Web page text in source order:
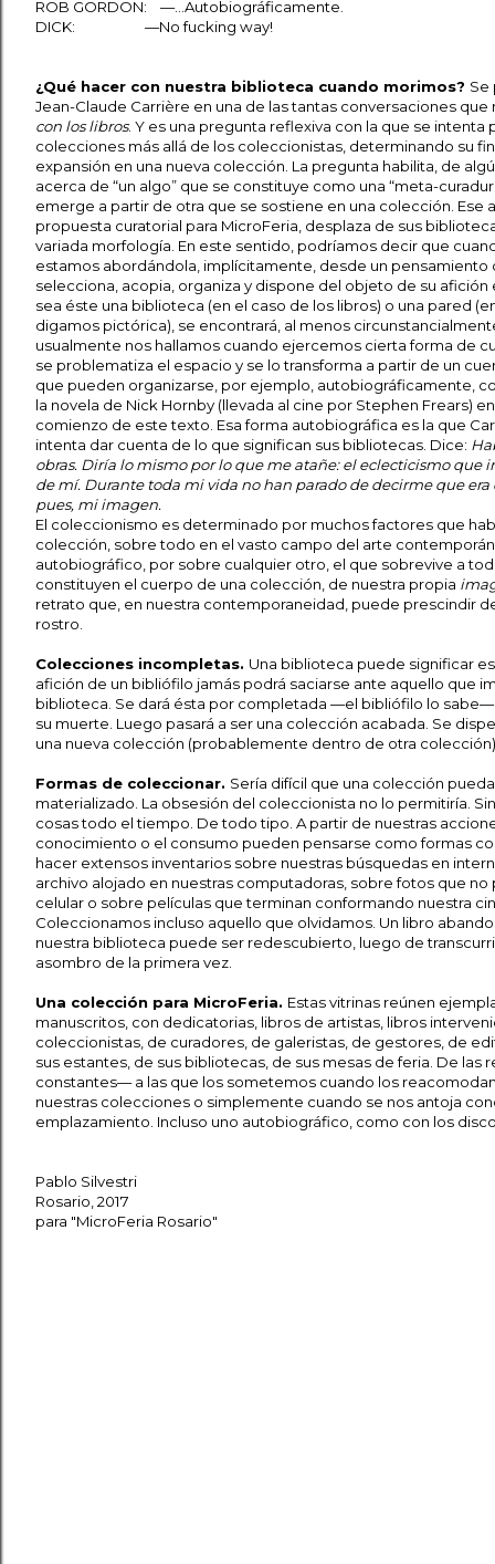
ROB GORDON: —…Autobiográficamente.
DICK: —No fucking way!
¿Qué hacer con nuestra biblioteca cuando morimos? Se
Jean-Claude Carrière en una de las tantas conversaciones
con los libros. Y es una pregunta reflexiva con la que se intenta
colecciones más allá de los coleccionistas, determinando su
expansión en una nueva colección. La pregunta habilita, de
acerca de “un algo” que se constituye como una “meta-
emerge a partir de otra que se sostiene en una colección. Ese
propuesta curatorial para MicroFeria, desplaza de sus
variada morfología. En este sentido, podríamos decir que
estamos abordándola, implícitamente, desde un pensamiento
selecciona, acopia, organiza y dispone del objeto de su
sea éste una biblioteca (en el caso de los libros) o una pared
digamos pictórica), se encontrará, al menos
usualmente nos hallamos cuando ejercemos cierta forma de
se problematiza el espacio y se lo transforma a partir de un
que pueden organizarse, por ejemplo, autobiográficamente,
la novela de Nick Hornby (llevada al cine por Stephen Frears)
comienzo de este texto. Esa forma autobiográfica es la que
intenta dar cuenta de lo que significan sus bibliotecas. Dice:
obras. Diría lo mismo por lo que me atañe: el eclecticismo que
de mí. Durante toda mi vida no han parado de decirme que era
pues, mi imagen.
El coleccionismo es determinado por muchos factores que
colección, sobre todo en el vasto campo del arte
autobiográfico, por sobre cualquier otro, el que sobrevive a
constituyen el cuerpo de una colección, de nuestra propia
retrato que, en nuestra contemporaneidad, puede prescindir
rostro.
Colecciones incompletas. Una biblioteca puede significar
afición de un bibliófilo jamás podrá saciarse ante aquello que
biblioteca. Se dará ésta por completada —el bibliófilo lo
su muerte. Luego pasará a ser una colección acabada. Se
una nueva colección (probablemente dentro de otra
Formas de coleccionar. Sería difícil que una colección
materializado. La obsesión del coleccionista no lo permitiría.
cosas todo el tiempo. De todo tipo. A partir de nuestras
conocimiento o el consumo pueden pensarse como formas
hacer extensos inventarios sobre nuestras búsquedas en
archivo alojado en nuestras computadoras, sobre fotos que
celular o sobre películas que terminan conformando nuestra
Coleccionamos incluso aquello que olvidamos. Un libro
nuestra biblioteca puede ser redescubierto, luego de
asombro de la primera vez.
Una colección para MicroFeria. Estas vitrinas reúnen
manuscritos, con dedicatorias, libros de artistas, libros
coleccionistas, de curadores, de galeristas, de gestores, de
sus estantes, de sus bibliotecas, de sus mesas de feria. De
constantes— a las que los sometemos cuando los
nuestras colecciones o simplemente cuando se nos antoja
emplazamiento. Incluso uno autobiográfico, como con los
Pablo Silvestri
Rosario, 2017
para "MicroFeria Rosario"